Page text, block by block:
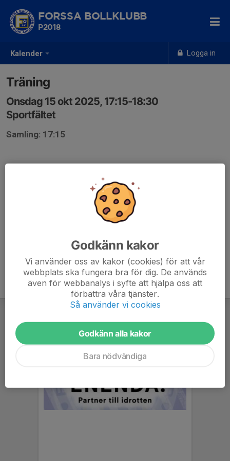
Kalender Logga in
FORSSA BOLLKLUBB
P2018
Träning
Onsdag 15 okt 2025, 17:15-18:30
Sportfältet
Samling: 17:15
Godkänn kakor
Vi använder oss av kakor (cookies) för att vår
webbplats ska fungera bra för dig. De används
även för webbanalys i syfte att hjälpa oss att
förbättra våra tjänster.
Så använder vi cookies
Godkänn alla kakor
Bara nödvändiga